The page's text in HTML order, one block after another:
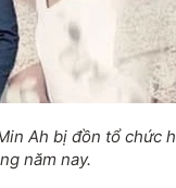
Ah bị đồn tổ chức
năm nay.